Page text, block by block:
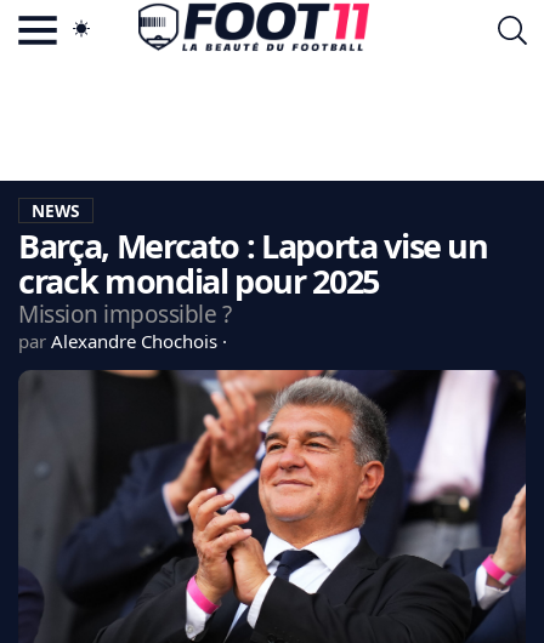
LA CHARTE
VIE PRIVÉE
CGU
CONTACTEZ-NOUS
FC BARCELONE
MANCHESTER UNITED
CHELSEA
NEWS
Barça, Mercato : Laporta vise un
crack mondial pour 2025
Mission impossible ?
par Alexandre Chochois